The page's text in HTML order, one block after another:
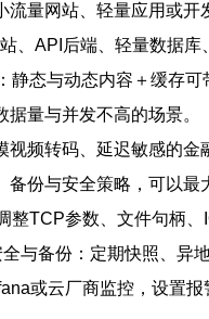
流量网站、轻量应用或开
、API后端、轻量数据
静态与动态内容＋缓存
量与并发不高的场景。
视频转码、延迟敏感的
备份与安全策略，可以最
整TCP参数、文件句柄
与备份：定期快照、异
或云厂商监控，设置